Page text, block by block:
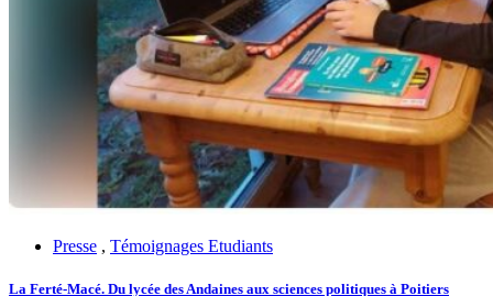
Presse , Témoignages Etudiants
La Ferté-Macé. Du lycée des Andaines aux sciences politiques à Poitiers